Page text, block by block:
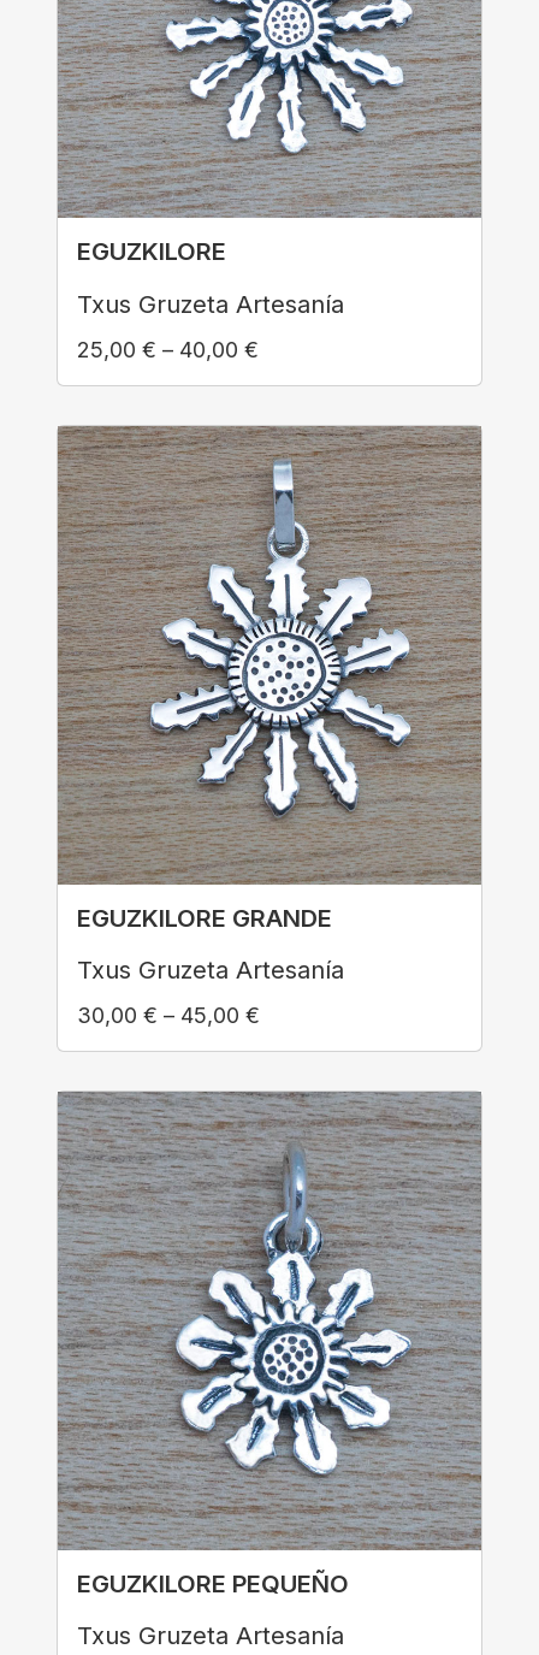
EGUZKILORE
Txus Gruzeta Artesanía
25,00€ – 40,00€
EGUZKILORE GRANDE
Txus Gruzeta Artesanía
30,00€ – 45,00€
EGUZKILORE PEQUEÑO
Txus Gruzeta Artesanía